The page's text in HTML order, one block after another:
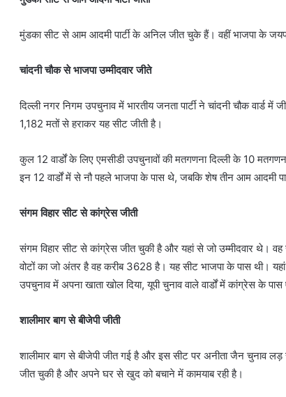
मुंडका सीट से आम आदमी पार्टी के अनिल जीत चुके हैं। वहीं भाजपा के
चांदनी चौक से भाजपा उम्मीदवार जीते
दिल्ली नगर निगम उपचुनाव में भारतीय जनता पार्टी ने चांदनी चौक वार्ड में
1,182 मतों से हराकर यह सीट जीती है।
कुल 12 वार्डों के लिए एमसीडी उपचुनावों की मतगणना दिल्ली के 10
इन 12 वार्डों में से नौ पहले भाजपा के पास थे, जबकि शेष तीन आम आदमी
संगम विहार सीट से कांग्रेस जीती
संगम विहार सीट से कांग्रेस जीत चुकी है और यहां से जो उम्मीदवार थे। वह
वोटों का जो अंतर है वह करीब 3628 है। यह सीट भाजपा के पास थी।
उपचुनाव में अपना खाता खोल दिया, यूपी चुनाव वाले वार्डों में कांग्रेस के पास
शालीमार बाग से बीजेपी जीती
शालीमार बाग से बीजेपी जीत गई है और इस सीट पर अनीता जैन चुनाव लड़
जीत चुकी है और अपने घर से खुद को बचाने में कामयाब रही है।